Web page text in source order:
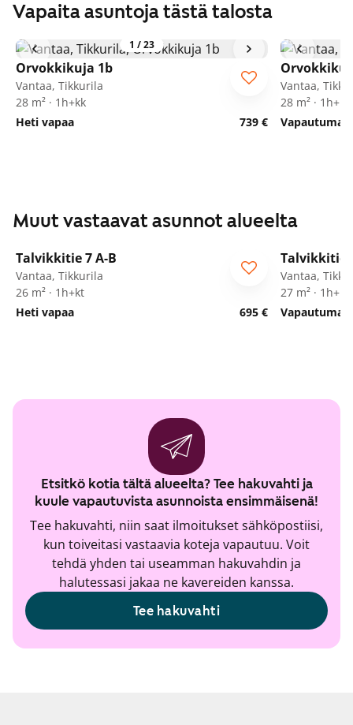
Vapaita asuntoja tästä talosta
1 /23
Orvokkikuja 1b
Vantaa, Tikkurila
28 m² · 1h+kk
Heti vapaa
739 €
Vantaa,
28 m² · 1h+kk
Muut vastaavat asunnot alueelta
Talvikkitie 7 A-B
Vantaa, Tikkurila
26 m² · 1h+kt
Heti vapaa
695 €
Talvikkitie
Vantaa,
27 m² · 1h+kt
Etsitkö kotia tältä alueelta? Tee hakuvahti ja
kuule vapautuvista asunnoista ensimmäisenä!
Tee hakuvahti, niin saat ilmoitukset sähköpostiisi,
kun toiveitasi vastaavia koteja vapautuu. Voit
tehdä yhden tai useamman hakuvahdin ja
halutessasi jakaa ne kavereiden kanssa.
Tee hakuvahti